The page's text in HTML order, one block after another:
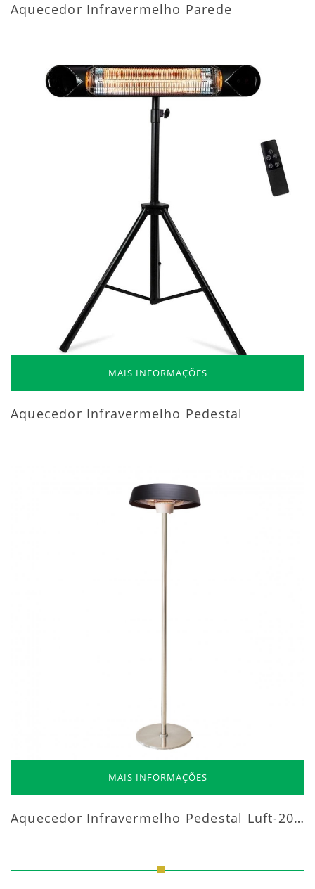
Aquecedor Infravermelho Parede
MAIS INFORMAÇÕES
Aquecedor Infravermelho Pedestal
MAIS INFORMAÇÕES
Aquecedor Infravermelho Pedestal Luft-20000